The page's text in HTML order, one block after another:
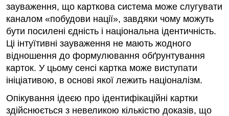
зауваження, що карткова система може слугувати
каналом «побудови нації», завдяки чому можуть
бути посилені єдність і національна ідентичність.
Ці інтуїтивні зауваження не мають жодного
відношення до формулювання обґрунтування
карток. У цьому сенсі картка може виступати
ініціативою, в основі якої лежить націоналізм.
Опікування ідеєю про ідентифікаційні картки
здійснюється з невеликою кількістю доказів, що